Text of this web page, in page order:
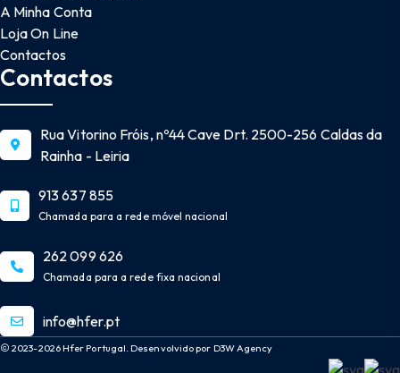
A Minha Conta
Loja On Line
Contactos
Contactos
Rua Vitorino Fróis, nº44 Cave Drt. 2500-256 Caldas da
Rainha - Leiria
913 637 855
Chamada para a rede móvel nacional
262 099 626
Chamada para a rede fixa nacional
info@hfer.pt
2023-2026 Hfer Portugal. Desenvolvido por D3W Agency